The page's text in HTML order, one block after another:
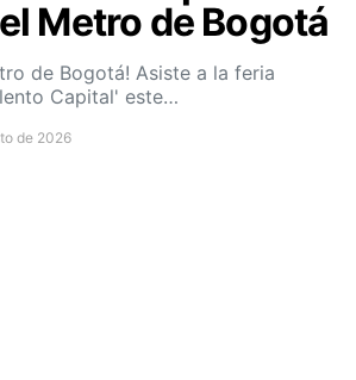
Metro de Bogotá
de Bogotá! Asiste a la feria
Capital' este…
de 2026